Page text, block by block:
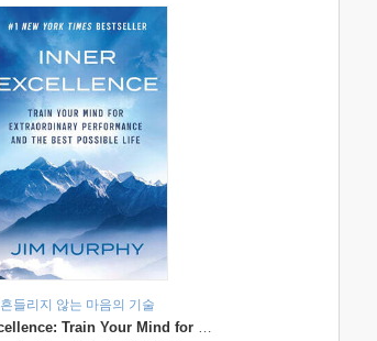
흔들리지 않는 마음의 기술
Inner Excellence: Train Your Mind for Extraordinary Performance and the Best Possible Life